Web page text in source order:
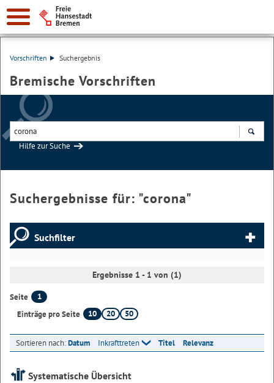
Vorschriften Suchergebnis
Bremische Vorschriften
Hilfe zur Suche
Suchergebnisse für: "corona"
Suchfilter
Ergebnisse 1 - 1 von (1)
Seite
1
Einträge pro Seite
10 20 50
Sortieren nach:Datum Inkrafttreten Titel Relevanz
Systematische Übersicht